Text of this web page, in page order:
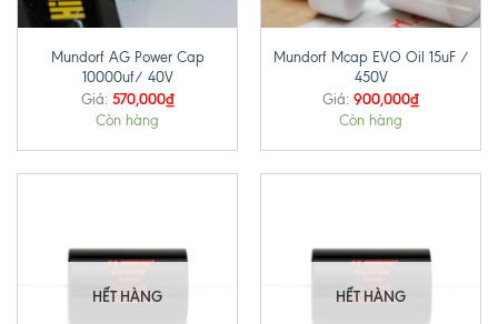
Mundorf AG Power Cap
10000uf/ 40V
Giá: 570,000₫
Còn hàng
Mundorf Mcap EVO Oil 15uF /
450V
Giá: 900,000₫
Còn hàng
HẾT HÀNG HẾT HÀNG